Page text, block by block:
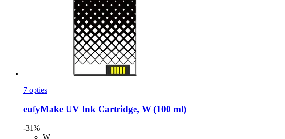
7 opties
eufyMake UV Ink Cartridge, W (100 ml)
-31%
W